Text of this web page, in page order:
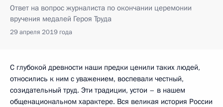
Ответ на вопрос журналиста по окончании церемонии
вручения медалей Героя Труда
29 апреля 2019 года
С глубокой древности наши предки ценили таких людей,
относились к ним с уважением, воспевали честный,
созидательный труд. Эти традиции, устои – в нашем
общенациональном характере. Вся великая история России